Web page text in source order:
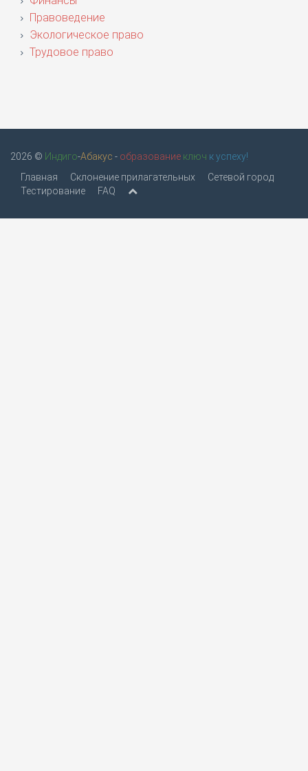
Правоведение
Экологическое право
Трудовое право
2026 © Индиго-Абакус - образование ключ к успеху!
Главная
Склонение прилагательных
Сетевой город
Тестирование
FAQ